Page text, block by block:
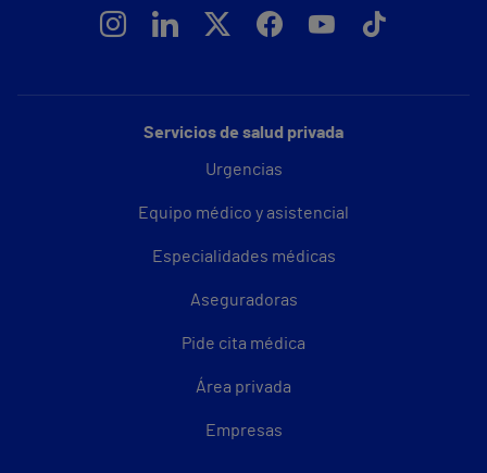
Servicios de salud privada
Urgencias
Equipo médico y asistencial
Especialidades médicas
Aseguradoras
Pide cita médica
Área privada
Empresas